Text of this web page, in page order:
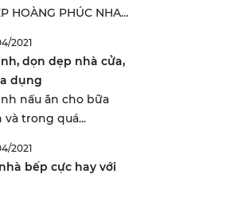
HOÀNG PHÚC NHA
2021
dọn dẹp nhà cửa,
dụng
nấu ăn cho bữa
trong quá...
2021
bếp cực hay với